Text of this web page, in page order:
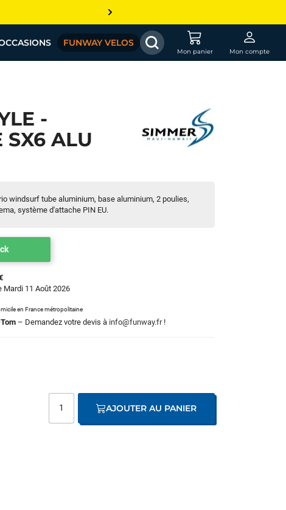
FUNWAY VELOS
Mon panier Mon compte
-
SX6 ALU
windsurf tube aluminium, base aluminium, 2 poulies,
système d'attache PIN EU.
Mardi 11 Août 2026
en France métropolitaine
– Demandez votre devis à info@funway.fr!
AJOUTER AU PANIER